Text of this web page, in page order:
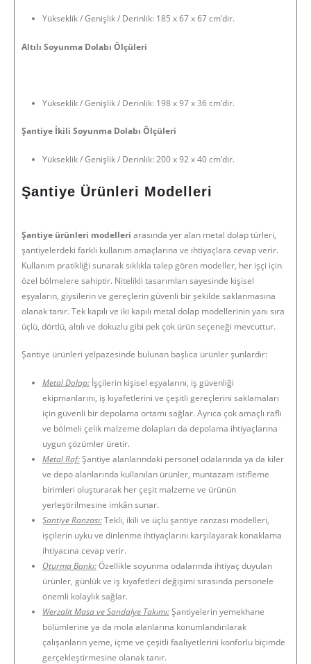
Yükseklik / Genişlik / Derinlik: 185 x 67 x 67 cm’dir.
Altılı Soyunma Dolabı Ölçüleri
Yükseklik / Genişlik / Derinlik: 198 x 97 x 36 cm’dir.
Şantiye İkili Soyunma Dolabı Ölçüleri
Yükseklik / Genişlik / Derinlik: 200 x 92 x 40 cm’dir.
Şantiye Ürünleri Modelleri
Şantiye ürünleri modelleri arasında yer alan metal dolap türleri,
şantiyelerdeki farklı kullanım amaçlarına ve ihtiyaçlara cevap verir.
Kullanım pratikliği sunarak sıklıkla talep gören modeller, her işçi için
özel bölmelere sahiptir. Nitelikli tasarımları sayesinde kişisel
eşyaların, giysilerin ve gereçlerin güvenli bir şekilde saklanmasına
olanak tanır. Tek kapılı ve iki kapılı metal dolap modellerinin yanı sıra
üçlü, dörtlü, altılı ve dokuzlu gibi pek çok ürün seçeneği mevcuttur.
Şantiye ürünleri yelpazesinde bulunan başlıca ürünler şunlardır:
Metal Dolap:İşçilerin kişisel eşyalarını, iş güvenliği
ekipmanlarını, iş kıyafetlerini ve çeşitli gereçlerini saklamaları
için güvenli bir depolama ortamı sağlar. Ayrıca çok amaçlı raflı
ve bölmeli çelik malzeme dolapları da depolama ihtiyaçlarına
uygun çözümler üretir.
Metal Raf:Şantiye alanlarındaki personel odalarında ya da kiler
ve depo alanlarında kullanılan ürünler, muntazam istifleme
birimleri oluşturarak her çeşit malzeme ve ürünün
yerleştirilmesine imkân sunar.
Şantiye Ranzası:Tekli, ikili ve üçlü şantiye ranzası modelleri,
işçilerin uyku ve dinlenme ihtiyaçlarını karşılayarak konaklama
ihtiyacına cevap verir.
Oturma Bankı:Özellikle soyunma odalarında ihtiyaç duyulan
ürünler, günlük ve iş kıyafetleri değişimi sırasında personele
önemli kolaylık sağlar.
Werzalit Masa ve Sandalye Takımı:Şantiyelerin yemekhane
bölümlerine ya da mola alanlarına konumlandırılarak
çalışanların yeme, içme ve çeşitli faaliyetlerini konforlu biçimde
gerçekleştirmesine olanak tanır.